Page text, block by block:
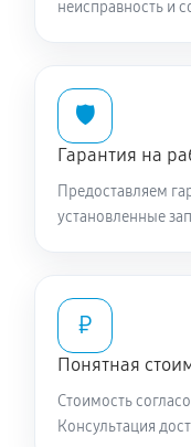
неисправность и
🛡️
Гарантия на
Предоставляем
установленные
₽
Понятная
Стоимость
Консультация